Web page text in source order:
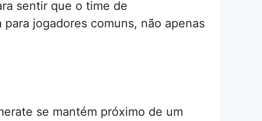
sentir que o time de
jogadores comuns, não apenas
se mantém próximo de um